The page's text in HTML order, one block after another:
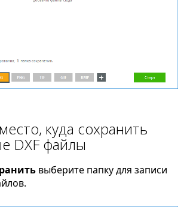
куда сохранить
DXF файлы
выберите папку для записи